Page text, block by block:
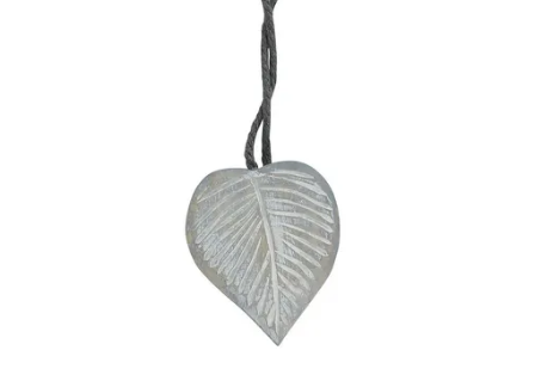
Cuisine et art de la table
Salle de bain et beauté
Entretien et rangement